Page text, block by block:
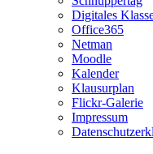
Digitales
Office365
Netman
Moodle
Kalender
Klausurplan
Flickr-Galerie
Impressum